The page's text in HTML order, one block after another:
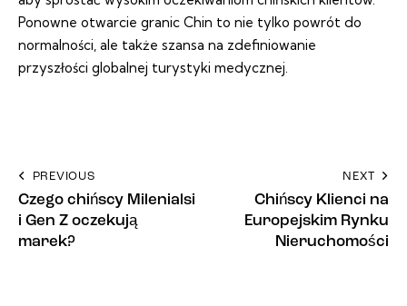
Ponowne otwarcie granic Chin to nie tylko powrót do
normalności, ale także szansa na zdefiniowanie
przyszłości globalnej turystyki medycznej.
PREVIOUS
Czego chińscy Milenialsi
i Gen Z oczekują
marek?
NEXT
Chińscy Klienci na
Europejskim Rynku
Nieruchomości